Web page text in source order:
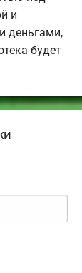
и
деньгами,
будет